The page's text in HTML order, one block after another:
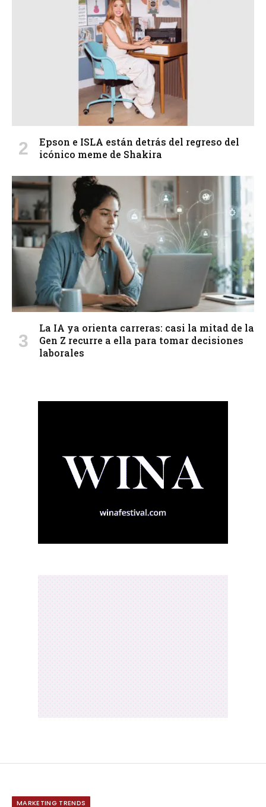
Epson e ISLA están detrás del regreso del
icónico meme de Shakira
La IA ya orienta carreras: casi la mitad de la
Gen Z recurre a ella para tomar decisiones
laborales
MARKETING TRENDS